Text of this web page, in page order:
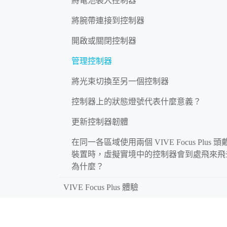
將腕帶連接到控制器
開啟或關閉控制器
管理控制器
將光束切換至另一個控制器
控制器上的狀態燈號代表什麼意義？
更新控制器韌體
在同一各區域使用兩個 VIVE Focus Plus 頭
裝置時，虛擬實境中的控制器會到處飛來飛
為什麼？
VIVE Focus Plus 體驗